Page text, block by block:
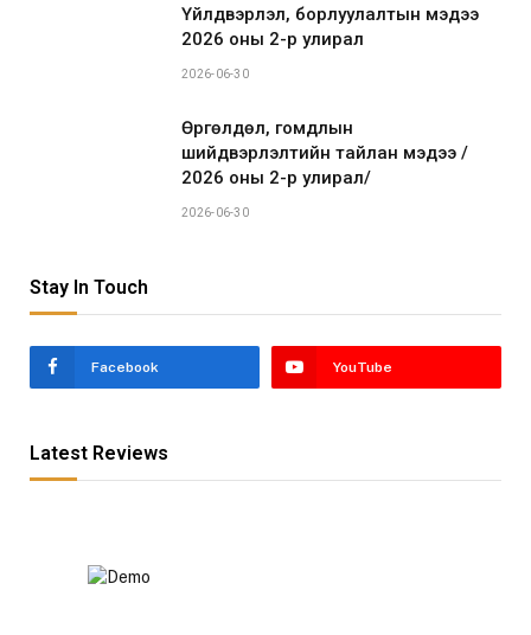
Үйлдвэрлэл, борлуулалтын мэдээ
2026 оны 2-р улирал
2026-06-30
Өргөлдөл, гомдлын
шийдвэрлэлтийн тайлан мэдээ /
2026 оны 2-р улирал/
2026-06-30
Stay In Touch
Facebook YouTube
Latest Reviews